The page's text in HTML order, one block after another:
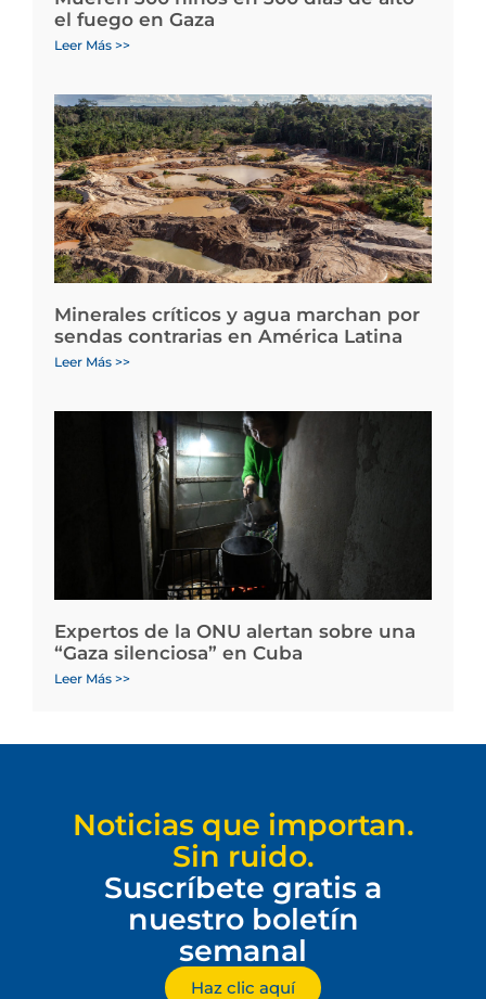
el fuego en Gaza
Leer Más >>
Minerales críticos y agua marchan por
sendas contrarias en América Latina
Leer Más >>
Expertos de la ONU alertan sobre una
“Gaza silenciosa” en Cuba
Leer Más >>
Noticias que importan.
Sin ruido.
Suscríbete gratis a
nuestro boletín
semanal
Haz clic aquí